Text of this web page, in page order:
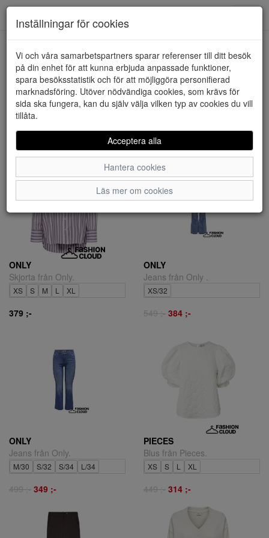
Kläder (765 artiklar)
Sortera efter:
ONLY
Skjorta från Only.
XS S M L XL
379 ;-
ONLY
Jeans från Only .
XS/32
549 ;- 384 ;-
ONLY
Jeans från Only.
M/30 S/32 S/34 L/34
499 ;- 349 ;-
PIECES
Blus från Pieces.
XS S L XL
449 ;- 314 ;-
Inställningar för cookies
Vi och våra samarbetspartners sparar referenser till ditt besök
på din enhet för att kunna erbjuda anpassade funktioner,
spara besöksstatistik och för att möjliggöra personifierad
marknadsföring. Utöver nödvändiga cookies, som krävs för
sida ska fungera, kan du själv välja vilken typ av cookies du vill
tillåta.
Acceptera alla
Hantera cookies
Läs mer om cookies